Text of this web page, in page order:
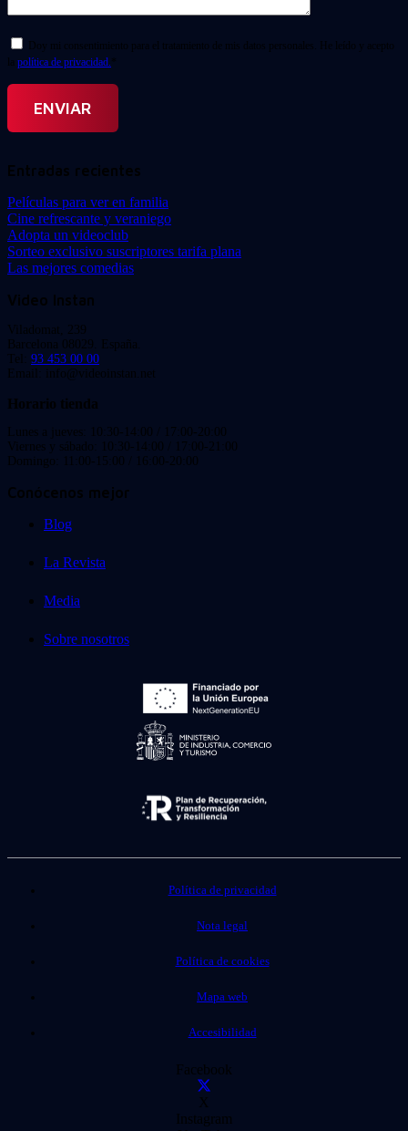
Doy mi consentimiento para el tratamiento de mis datos personales. He leído y acepto
la política de privacidad. *
Entradas recientes
Películas para ver en familia
Cine refrescante y veraniego
Adopta un videoclub
Sorteo exclusivo suscriptores tarifa plana
Las mejores comedias
Video Instan
Viladomat, 239
Barcelona 08029. España.
Tel: 93 453 00 00
Email: info@videoinstan.net
Horario tienda
Lunes a jueves: 10:30-14:00 / 17:00-20:00
Viernes y sábado: 10:30-14:00 / 17:00-21:00
Domingo: 11:00-15:00 / 16:00-20:00
Conócenos mejor
Blog
La Revista
Media
Sobre nosotros
Política de privacidad
Nota legal
Política de cookies
Mapa web
Accesibilidad
Facebook
X
Instagram